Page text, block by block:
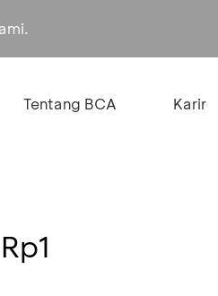
Tentang BCA Karir